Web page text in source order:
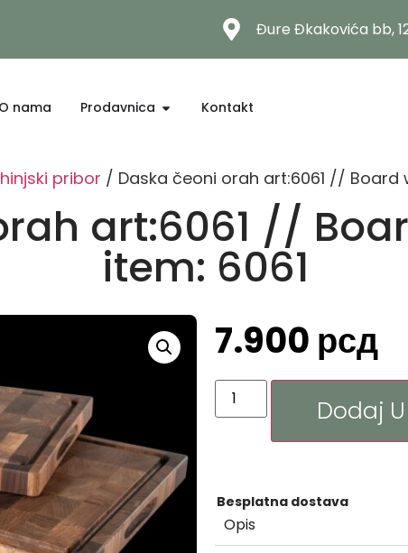
Đure Đkakovića bb,
O nama Prodavnica Kontakt
pribor / Daska čeoni orah art:6061 // Board
art:6061 //
item: 6061
7.900 рсд
Dodaj
Besplatna dostava
Opis